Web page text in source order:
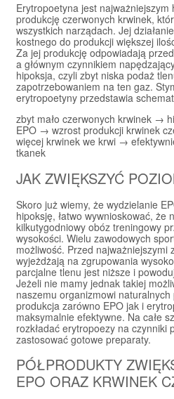
Erytropoetyna jest
produkcję czerwonych krwinek,
wszystkich narządach. Jej
kostnego do produkcji większej
Za jej produkcję odpowiadają
a głównym czynnikiem
hipoksja, czyli zbyt niska podaż
zapotrzebowaniem na ten gaz.
erytropoetyny przedstawia
zbyt mało czerwonych krwinek →
EPO → wzrost produkcji krwinek
więcej krwinek we krwi →
tkanek
JAK ZWIĘKSZYĆ
Skoro już wiemy, że wydzielanie
hipoksję, łatwo wywnioskować, że
kilkutygodniowy obóz treningowy
wysokości. Wielu zawodowych
możliwość. Przed najważniejszymi
wyjeżdżają na zgrupowania
parcjalne tlenu jest niższe i
Jeżeli nie mamy jednak takiej
naszemu organizmowi naturalnych
produkcja zarówno EPO jak i
maksymalnie efektywne. Na całe
rozkładać erytropoezy na czynniki
zastosować gotowe preparaty.
PÓŁPRODUKTY
EPO ORAZ KRWINEK